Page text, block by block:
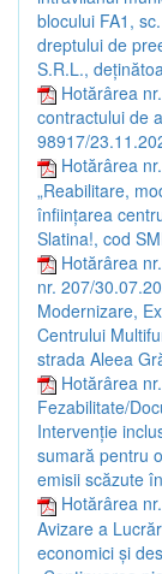
blocului FA1,
dreptului de
S.R.L.,
Hotărârea
contractului de
98917/
Hotărârea
„Reabilitare,
înființarea
Slatina!, cod
Hotărârea
nr. 207/
Modernizare,
Centrului
strada Aleea
Hotărârea
Fezabilitate/
Intervenție
sumară pentru
emisii scăzute
Hotărârea
Avizare a
economici și